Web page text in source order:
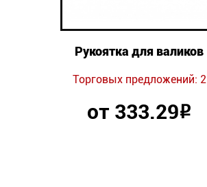
Рукоятка для валиков
Торговых предложений: 2
от 333.29Р